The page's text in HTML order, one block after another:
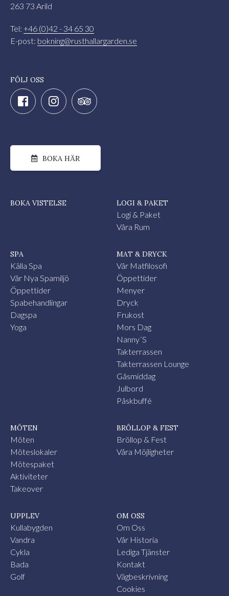
263 73 Arild
Tel: +46 (0)42 - 34 65 30
E-post: bokning@rusthallargarden.se
FÖLJ OSS
BOKA HÄR
BOKA VISTELSE LOGI & PAKET
Logi & Paket
Våra Rum
SPA
Källa Spa
Vår Nya Spamiljö
Öppettider
Spabehandlingar
Dagspa
Yoga
MAT & DRYCK
Vår Matfilosofi
Öppettider
Menyer
Dryck
Frukost
Mors Dag
Nanny´s
Takterrassen
Takterrassen Lounge
Gåsmiddag
Julbord
Påskbuffé
MÖTEN
Möten
Möteslokaler
Mötespaket
Aktiviteter
Takeover
BRÖLLOP & FEST
Bröllop & Fest
Våra Möjligheter
UPPLEV
Kullabygden
Vandra
Cykla
Bada
Golf
OM OSS
Om Oss
Vår Historia
Lediga Tjänster
Kontakt
Vägbeskrivning
Cookies